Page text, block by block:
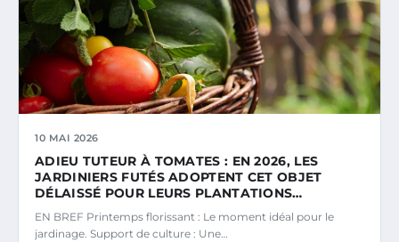
10 MAI 2026
ADIEU TUTEUR À TOMATES : EN 2026, LES
JARDINIERS FUTÉS ADOPTENT CET OBJET
DÉLAISSÉ POUR LEURS PLANTATIONS…
EN BREF Printemps florissant : Le moment idéal pour le
jardinage. Support de culture : Une…